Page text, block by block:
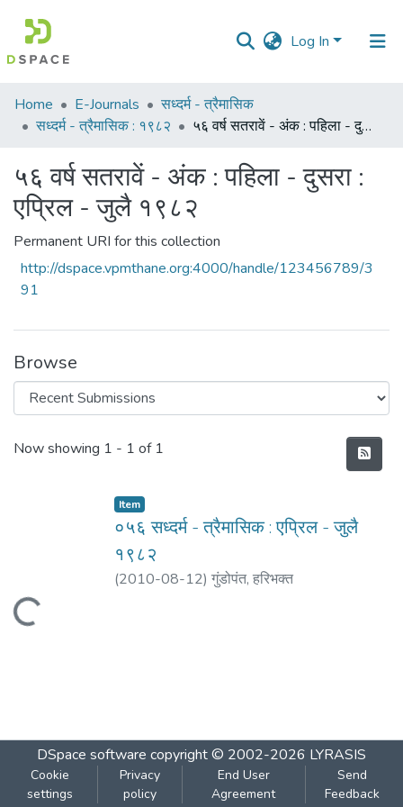
Log In
Communities
&
All of DSpace
Home E-Journals
सध्दर्म - त्रैमासिक
सध्दर्म - त्रैमासिक : १९८२
५६ वर्ष सतरावें - अंक : पहिला - दुसरा : एप्रिल - जुलै १९८२
५६ वर्ष सतरावें - अंक : पहिला - दुसरा :
एप्रिल - जुलै १९८२
Permanent URI for this collection
http://dspace.vpmthane.org:4000/handle/123456789/3
91
Browse
Recent Submissions
Now showing 1 - 1 of 1
Loading...
Item
०५६ सध्दर्म - त्रैमासिक : एप्रिल - जुलै
१९८२
(2010-08-12) गुंडोपंत, हरिभक्‍त
DSpace software copyright © 2002-2026 LYRASIS
Cookie
settings
Privacy
policy
End User
Agreement
Send
Feedback